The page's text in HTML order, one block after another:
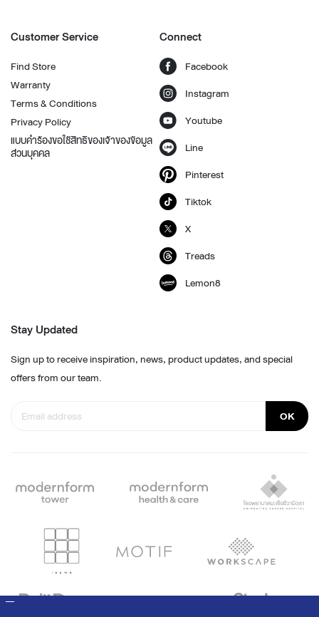
Customer Service
Find Store
Warranty
Terms & Conditions
Privacy Policy
แบบคำร้องขอใช้สิทธิของเจ้าของข้อมูล
ส่วนบุคคล
Connect
Facebook
Instagram
Youtube
Line
Pinterest
Tiktok
X
Treads
Lemon8
Stay Updated
Sign up to receive inspiration, news, product updates, and special
offers from our team.
OK